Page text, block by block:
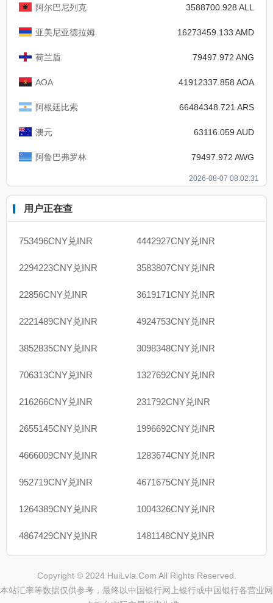
阿尔巴尼列克 3588700.928 ALL
亚美尼亚德拉姆 16273459.133 AMD
荷兰盾 79497.972 ANG
AOA 41912337.858 AOA
阿根廷比索 66484348.721 ARS
澳元 63116.059 AUD
阿鲁巴弗罗林 79497.972 AWG
2026-08-07 08:02:31
用户正在查
753496CNY兑INR 4442927CNY兑INR
2294223CNY兑INR 3583807CNY兑INR
22856CNY兑INR 3619171CNY兑INR
2221489CNY兑INR 4924753CNY兑INR
3852835CNY兑INR 3098348CNY兑INR
706313CNY兑INR 1327692CNY兑INR
216266CNY兑INR 231792CNY兑INR
2655145CNY兑INR 1996692CNY兑INR
4666009CNY兑INR 1283674CNY兑INR
952719CNY兑INR 4671675CNY兑INR
1264389CNY兑INR 1004326CNY兑INR
4867429CNY兑INR 1481148CNY兑INR
Copyright © 2024 HuiLvla.Com All Rights Reserved.
本站汇率等数据仅供参考，最终以中国银行网上银行或中国银行各营业网